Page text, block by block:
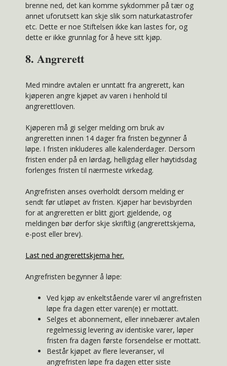
brenne ned, det kan komme sykdommer på tær og
annet uforutsett kan skje slik som naturkatastrofer
etc. Dette er noe Stiftelsen ikke kan lastes for, og
dette er ikke grunnlag for å heve sitt kjøp.
8. Angrerett
Med mindre avtalen er unntatt fra angrerett, kan
kjøperen angre kjøpet av varen i henhold til
angrerettloven.
Kjøperen må gi selger melding om bruk av
angreretten innen 14 dager fra fristen begynner å
løpe. I fristen inkluderes alle kalenderdager. Dersom
fristen ender på en lørdag, helligdag eller høytidsdag
forlenges fristen til nærmeste virkedag.
Angrefristen anses overholdt dersom melding er
sendt før utløpet av fristen. Kjøper har bevisbyrden
for at angreretten er blitt gjort gjeldende, og
meldingen bør derfor skje skriftlig (angrerettskjema,
e-post eller brev).
Last ned angrerettskjema her.
Angrefristen begynner å løpe:
Ved kjøp av enkeltstående varer vil angrefristen
løpe fra dagen etter varen(e) er mottatt.
Selges et abonnement, eller innebærer avtalen
regelmessig levering av identiske varer, løper
fristen fra dagen første forsendelse er mottatt.
Består kjøpet av flere leveranser, vil
angrefristen løpe fra dagen etter siste